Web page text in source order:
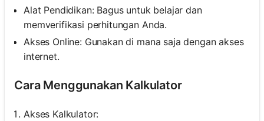
Alat Pendidikan: Bagus untuk belajar dan
memverifikasi perhitungan Anda.
Akses Online: Gunakan di mana saja dengan akses
internet.
Cara Menggunakan Kalkulator
Akses Kalkulator: